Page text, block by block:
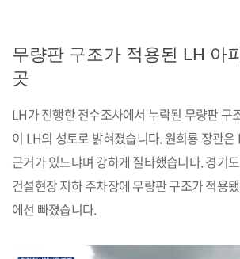
무량판 구조가 적용된 LH 아
곳
LH가 진행한 전수조사에서 누락된 무량판 구
이 LH의 성토로 밝혀졌습니다. 원희룡 장관
근거가 있느냐며 강하게 질타했습니다. 경기
건설현장 지하 주차장에 무량판 구조가 적용
에선 빠졌습니다.